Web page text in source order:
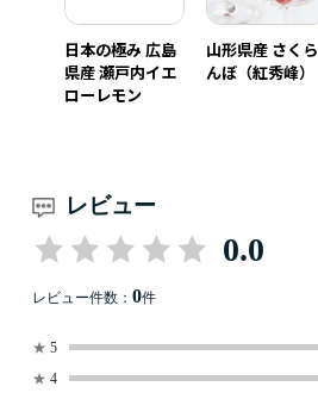
日本の極み 広島
県産 瀬戸内イエ
ローレモン
山形県産 さくら
んぼ（紅秀峰）
レビュー
0.0
レビュー件数： 0件
★ 5
★ 4